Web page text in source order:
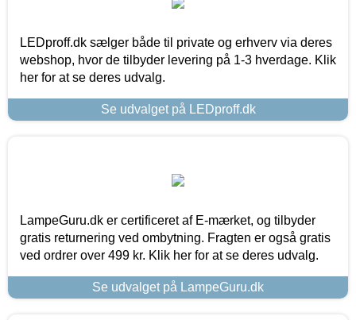
LEDproff.dk sælger både til private og erhverv via deres
webshop, hvor de tilbyder levering på 1-3 hverdage. Klik
her for at se deres udvalg.
Se udvalget på LEDproff.dk
LampeGuru.dk er certificeret af E-mærket, og tilbyder
gratis returnering ved ombytning. Fragten er også gratis
ved ordrer over 499 kr. Klik her for at se deres udvalg.
Se udvalget på LampeGuru.dk